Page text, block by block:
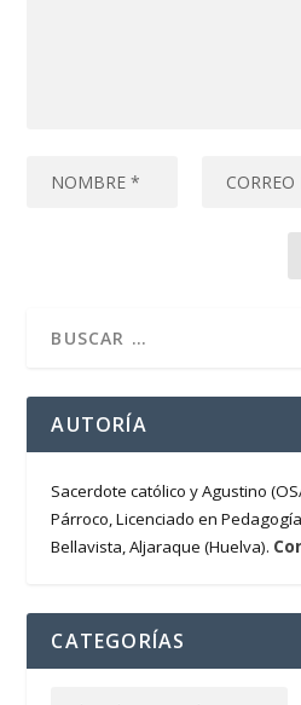
AUTORÍA
Sacerdote católico y Agustino
Párroco, Licenciado en
Bellavista, Aljaraque (Huelva).
CATEGORÍAS